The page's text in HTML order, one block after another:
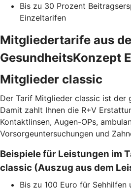
Bis zu 30 Prozent
Einzeltarifen
Mitgliedertarife aus
GesundheitsKonzept
Mitglieder classic
Der Tarif Mitglieder classic ist der
Damit zahlt Ihnen die R+V
Kontaktlinsen, Augen-OPs,
Vorsorgeuntersuchungen und
Beispiele für Leistungen im
classic (Auszug aus dem
Bis zu 100 Euro für Sehhilfen